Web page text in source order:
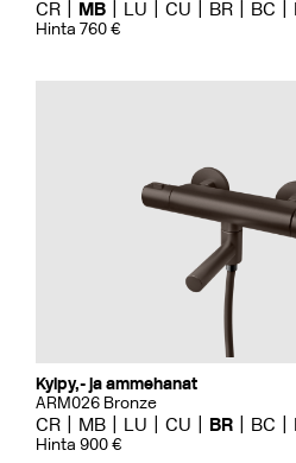
CR MB LU CU BR BC
Hinta 760 €
Kylpy,- ja ammehanat
ARM026 Bronze
CR MB LU CU BR BC
Hinta 900 €